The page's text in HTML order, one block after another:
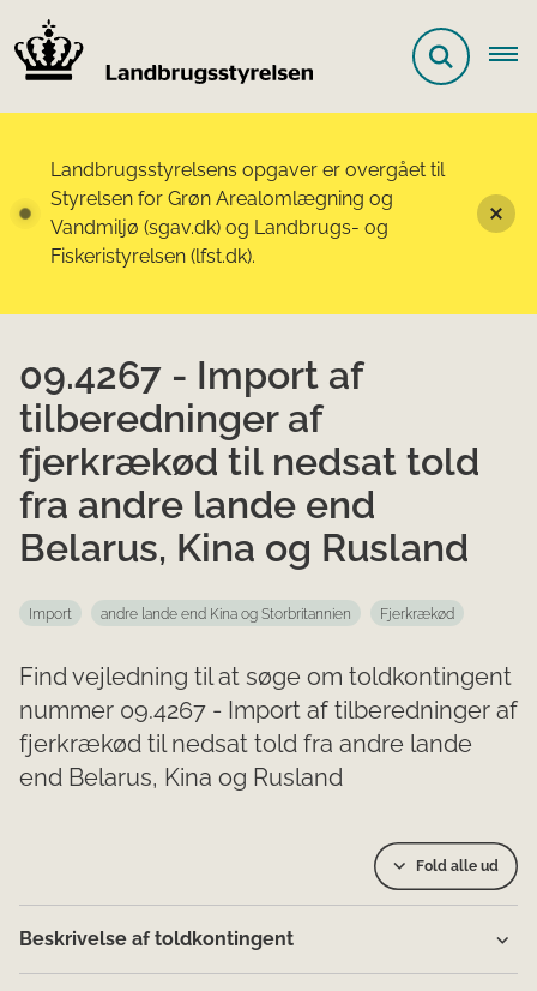
Landbrugsstyrelsens opgaver er overgået til
Styrelsen for Grøn Arealomlægning og
Vandmiljø (sgav.dk) og Landbrugs- og
Fiskeristyrelsen (lfst.dk).
09.4267 - Import af
tilberedninger af
fjerkrækød til nedsat told
fra andre lande end
Belarus, Kina og Rusland
Import andre lande end Kina og Storbritannien Fjerkrækød
Find vejledning til at søge om toldkontingent
nummer 09.4267 - Import af tilberedninger af
fjerkrækød til nedsat told fra andre lande
end Belarus, Kina og Rusland
Fold alle ud
Beskrivelse af toldkontingent